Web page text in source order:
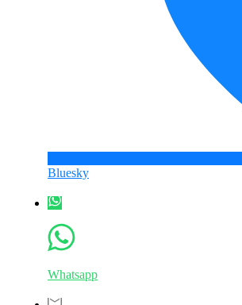
Bluesky
Whatsapp